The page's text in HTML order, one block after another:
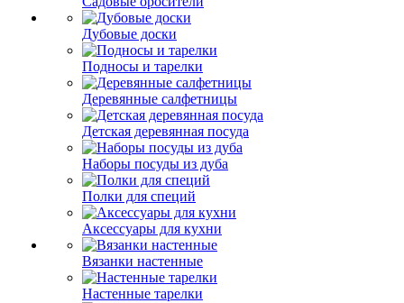
Дубовые доски
Подносы и тарелки
Деревянные салфетницы
Детская деревянная посуда
Наборы посуды из дуба
Полки для специй
Аксессуары для кухни
Вязанки настенные
Настенные тарелки